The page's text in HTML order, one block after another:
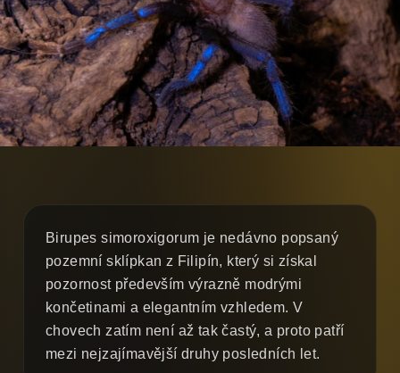
Birupes simoroxigorum je nedávno popsaný
pozemní sklípkan z Filipín, který si získal
pozornost především výrazně modrými
končetinami a elegantním vzhledem. V
chovech zatím není až tak častý, a proto patří
mezi nejzajímavější druhy posledních let.